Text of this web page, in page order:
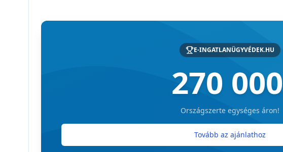
E-INGATLANÜGYVÉDEK.HU
270 000
Országszerte egységes áron!
Tovább az ajánlathoz